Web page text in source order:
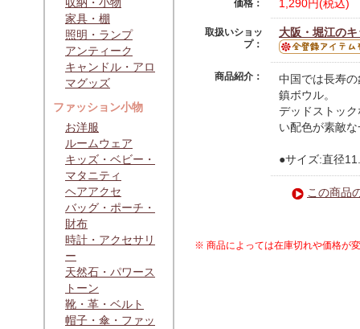
家具・棚
照明・ランプ
アンティーク
キャンドル・アロ
マグッズ
ファッション小物
お洋服
ルームウェア
キッズ・ベビー・
マタニティ
ヘアアクセ
バッグ・ポーチ・
財布
時計・アクセサリ
ー
天然石・パワース
トーン
靴・革・ベルト
帽子・傘・ファッ
価格： 1,290円(税込)
取扱いショッ
プ：
大阪・堀江の
商品紹介：
中国では長寿
鎮ボウル。
デッドストッ
い配色が素敵
●サイズ:直径
この商品
※ 商品によっては在庫切れや価格が